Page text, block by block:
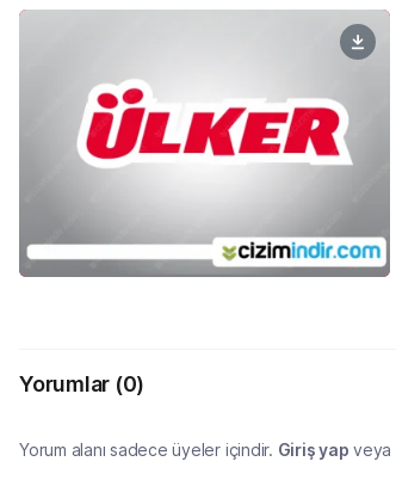
Yorumlar (0)
Yorum alanı sadece üyeler içindir. Giriş yap veya